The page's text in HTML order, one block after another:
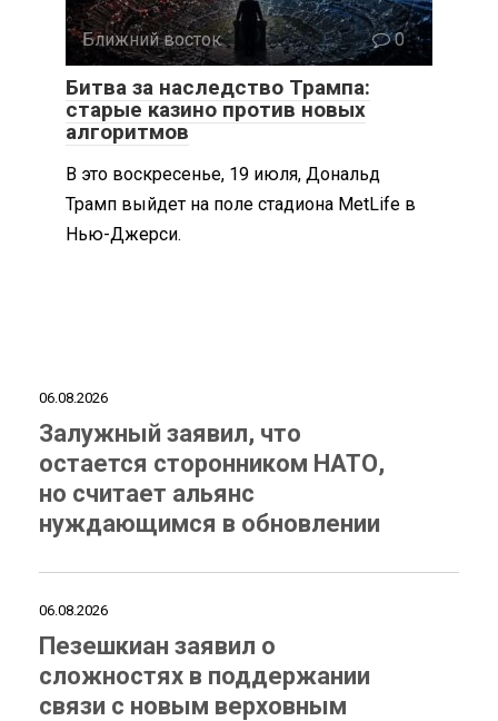
Ближний восток 0
Битва за наследство Трампа:
старые казино против новых
алгоритмов
В это воскресенье, 19 июля, Дональд
Трамп выйдет на поле стадиона MetLife в
Нью-Джерси.
06.08.2026
Залужный заявил, что
остается сторонником НАТО,
но считает альянс
нуждающимся в обновлении
06.08.2026
Пезешкиан заявил о
сложностях в поддержании
связи с новым верховным